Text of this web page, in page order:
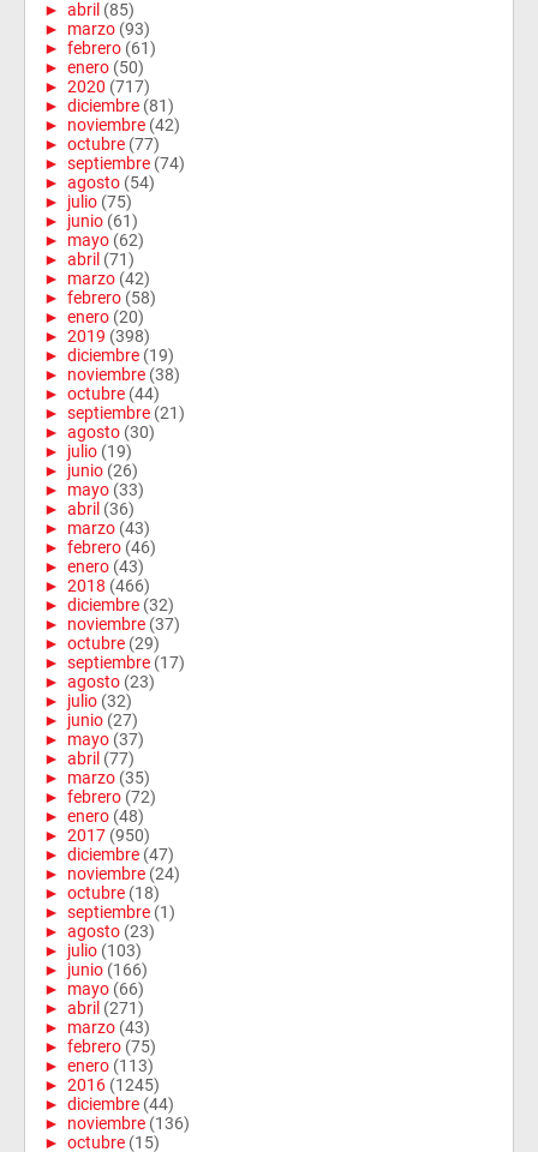
► abril (85)
► marzo (93)
► febrero (61)
► enero (50)
► 2020 (717)
► diciembre (81)
► noviembre (42)
► octubre (77)
► septiembre (74)
► agosto (54)
► julio (75)
► junio (61)
► mayo (62)
► abril (71)
► marzo (42)
► febrero (58)
► enero (20)
► 2019 (398)
► diciembre (19)
► noviembre (38)
► octubre (44)
► septiembre (21)
► agosto (30)
► julio (19)
► junio (26)
► mayo (33)
► abril (36)
► marzo (43)
► febrero (46)
► enero (43)
► 2018 (466)
► diciembre (32)
► noviembre (37)
► octubre (29)
► septiembre (17)
► agosto (23)
► julio (32)
► junio (27)
► mayo (37)
► abril (77)
► marzo (35)
► febrero (72)
► enero (48)
► 2017 (950)
► diciembre (47)
► noviembre (24)
► octubre (18)
► septiembre (1)
► agosto (23)
► julio (103)
► junio (166)
► mayo (66)
► abril (271)
► marzo (43)
► febrero (75)
► enero (113)
► 2016 (1245)
► diciembre (44)
► noviembre (136)
► octubre (15)